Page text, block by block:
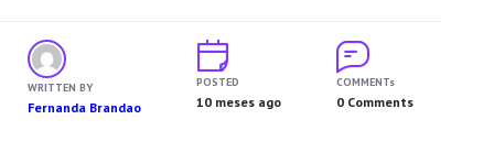
WRITTEN BY
Fernanda Brandao
POSTED
10 meses ago
COMMENTs
0 Comments